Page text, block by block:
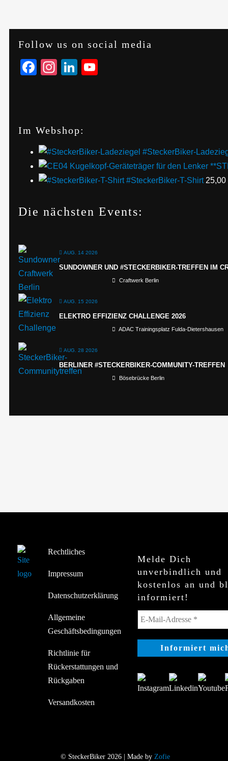
Follow us on social media
Facebook
Instagram
LinkedIn
Im Webshop:
#SteckerBiker-
#SteckerBiker-T-Shirt 25,00
Die nächsten Events:
AUG. 14 2026
SUNDOWNER UND #STECKERBIKER-TREFFEN IM
Craftwerk Berlin
AUG. 15 2026
ELEKTRO EFFIZIENZ CHALLENGE 2026
ADAC Trainingsplatz Fulda-Dietershausen
AUG. 28 2026
BERLINER #STECKERBIKER-COMMUNITY-TREFFEN
Bösebrücke Berlin
Rechtliches
Impressum
Datenschutzerklärung
Allgemeine
Geschäftsbedingungen
Richtlinie für
Rückerstattungen und
Rückgaben
Versandkosten
Melde Dich
unverbindlich und
kostenlos an und
informiert!
© SteckerBiker 2026 | Made by Zofie